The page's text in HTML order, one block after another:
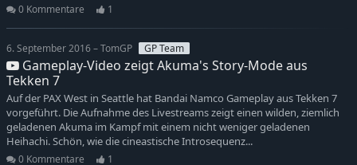
0 Kommentare 1
6. September 2016 – TomGP GP Team
Gameplay-Video zeigt Akuma's Story-Mode aus
Tekken 7
Auf der PAX West in Seattle hat Bandai Namco Gameplay aus Tekken 7
vorgeführt. Die Aufnahme des Livestreams zeigt einen wilden, ziemlich
geladenen Akuma im Kampf mit einem nicht weniger geladenen
Heihachi. Schön, wie die cineastische Introsequenz...
0 Kommentare 1